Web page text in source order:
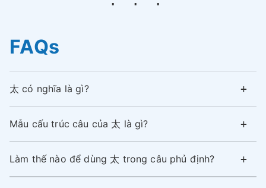
FAQs
太 có nghĩa là gì?
Mẫu cấu trúc câu của 太 là gì?
Làm thế nào để dùng 太 trong câu phủ định?